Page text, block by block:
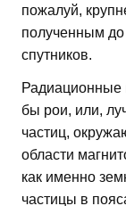
пожалуй,
полученным
спутников.
Радиационные
бы рои, или,
частиц,
области
как именно
частицы в